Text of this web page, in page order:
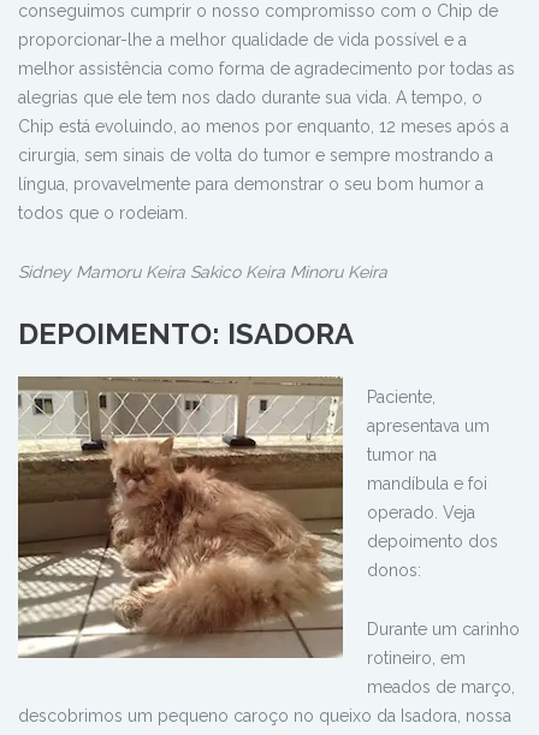
conseguimos cumprir o nosso compromisso com o Chip de
proporcionar-lhe a melhor qualidade de vida possível e a
melhor assistência como forma de agradecimento por todas as
alegrias que ele tem nos dado durante sua vida. A tempo, o
Chip está evoluindo, ao menos por enquanto, 12 meses após a
cirurgia, sem sinais de volta do tumor e sempre mostrando a
língua, provavelmente para demonstrar o seu bom humor a
todos que o rodeiam.
Sidney Mamoru Keira Sakico Keira Minoru Keira
DEPOIMENTO: ISADORA
Paciente,
apresentava um
tumor na
mandíbula e foi
operado. Veja
depoimento dos
donos:
Durante um carinho
rotineiro, em
meados de março,
descobrimos um pequeno caroço no queixo da Isadora, nossa